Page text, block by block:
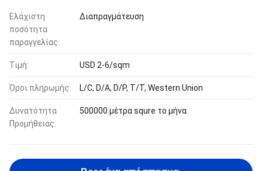
Ελάχιστη
ποσότητα
παραγγελίας:
Διαπραγμάτευση
Τιμή: USD 2-6/sqm
Όροι πληρωμής: L/C, D/A, D/P, T/T, Western Union
Δυνατότητα
Προμήθειας:
500000 μέτρα squre το μήνα